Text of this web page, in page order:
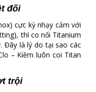
đối
cực kỳ nhạy cảm với
thì co nối Titanium
Đây là lý do tại sao các
– Kiềm luôn coi Titan
trội